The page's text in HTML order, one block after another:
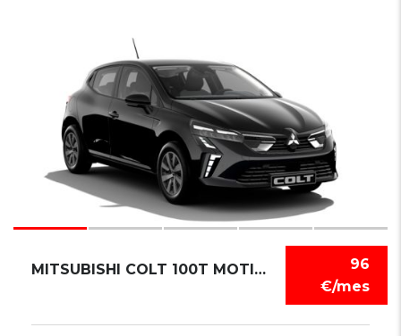
96
€/mes
MITSUBISHI COLT 100T MOTION